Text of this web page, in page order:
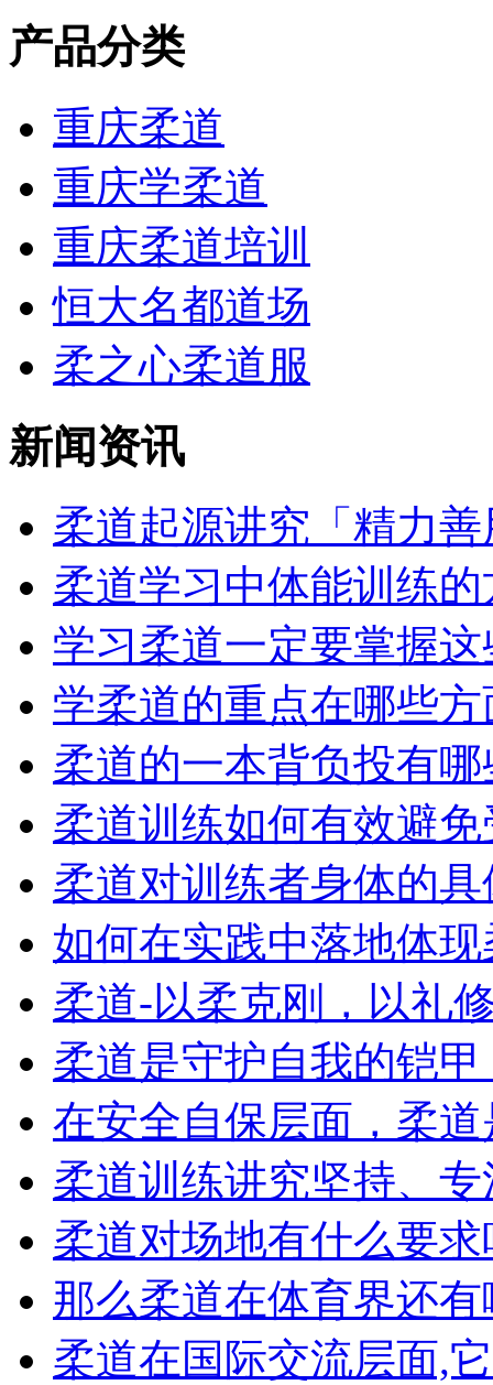
产品分类
重庆柔道
重庆学柔道
重庆柔道培训
恒大名都道场
柔之心柔道服
新闻资讯
柔道起源讲究「精力善
柔道学习中体能训练的
学习柔道一定要掌握这
学柔道的重点在哪些方
柔道的一本背负投有
柔道训练如何有效避免
柔道对训练者身体的
如何在实践中落地体现
柔道-以柔克刚，以礼
柔道是守护自我的铠甲
在安全自保层面，柔道
柔道训练讲究坚持、专
柔道对场地有什么要求
那么柔道在体育界还有
柔道在国际交流层面,